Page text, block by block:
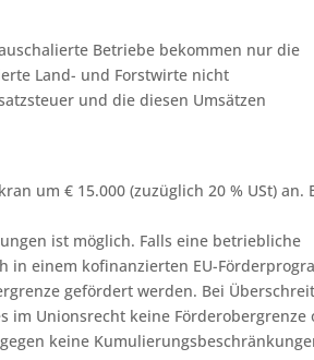
Betriebe bekommen nur die
Land- und Forstwirte nicht
und die diesen Umsätzen
um € 15.000 (zuzüglich 20 % USt) an.
ist möglich. Falls eine betriebliche
in einem kofinanzierten EU-
gefördert werden. Bei
im Unionsrecht keine Förderobergrenze
keine